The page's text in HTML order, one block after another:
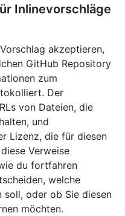
Inlinevorschläge
akzeptieren,
GitHub Repository
zum
Der
von Dateien, die
und
Lizenz, die für diesen
Verweise
du fortfahren
welche
soll, oder ob Sie diesen
möchten.